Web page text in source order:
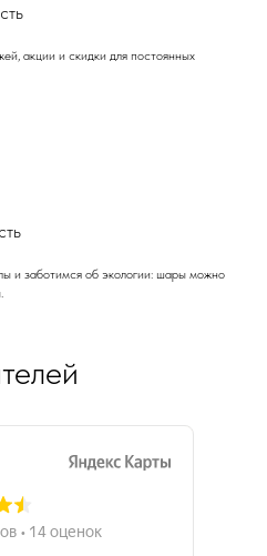
акции и скидки для постоянных
и заботимся об экологии: шары можно